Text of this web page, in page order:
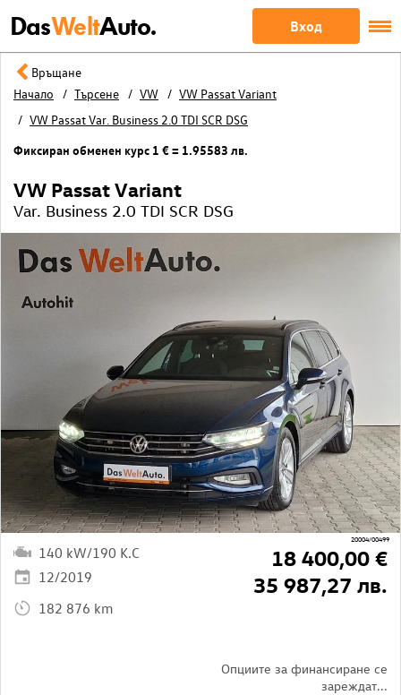
DasWeltAuto. Вход
Връщане
Начало
Търсене VW
VW Passat Variant
VW Passat Var. Business 2.0 TDI SCR DSG
Фиксиран обменен курс 1 € = 1.95583 лв.
20004/00499
VW Passat Variant
Var. Business 2.0 TDI SCR DSG
140 kW/190 K.C
12/2019
182 876 km
Опциите за финансиране се
зареждат...
18 400,00 €
35 987,27 лв.